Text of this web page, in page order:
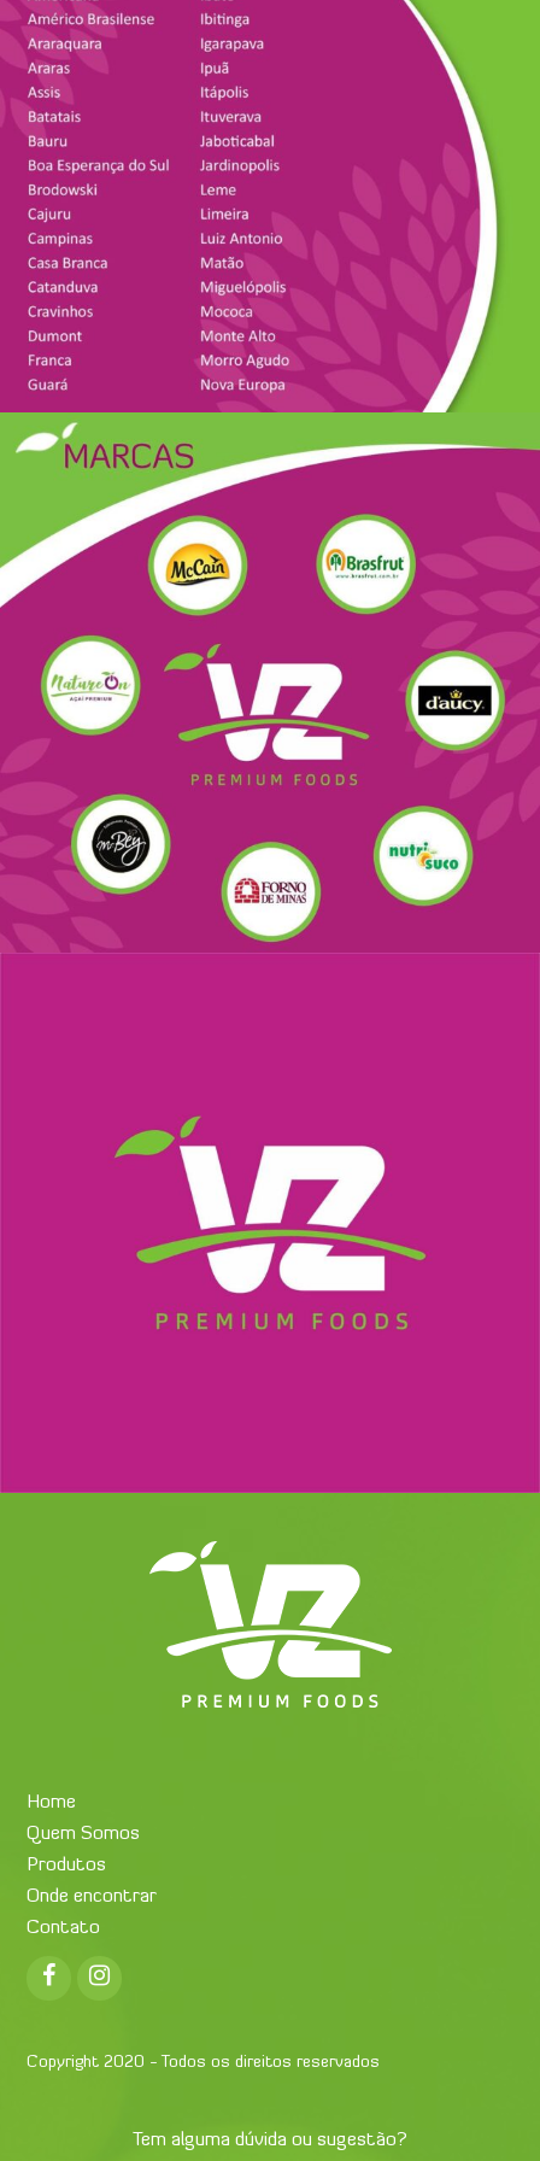
Home
Quem Somos
Produtos
Onde encontrar
Contato
Facebook
Copyright 2020 - Todos os direitos reservados
Tem alguma dúvida ou sugestão?